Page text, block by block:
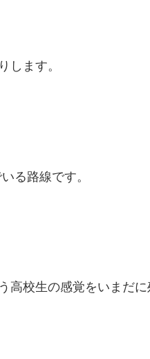
します。
る路線です。
高校生の感覚をいまだ